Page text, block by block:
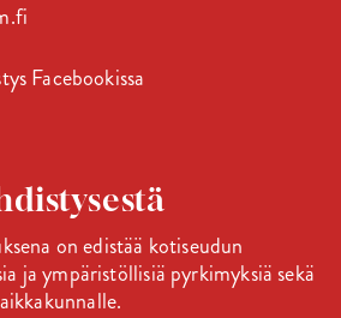
Facebookissa
on edistää kotiseudun
ja ympäristöllisiä pyrkimyksiä sekä